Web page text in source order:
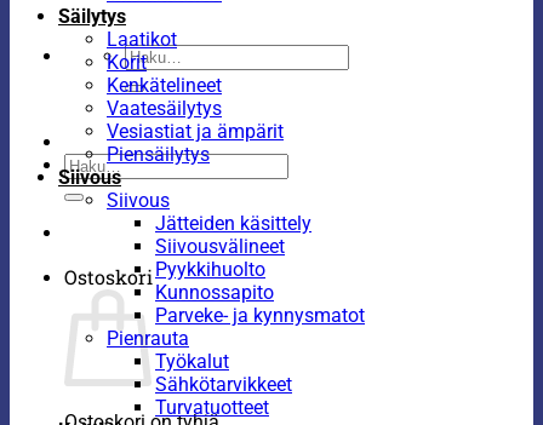
Etsi:
Etsi:
Ostoskori
Säilytys
Laatikot
Korit
Kenkätelineet
Vaatesäilytys
Vesiastiat ja ämpärit
Piensäilytys
Siivous
Siivous
Jätteiden käsittely
Siivousvälineet
Pyykkihuolto
Kunnossapito
Parveke- ja kynnysmatot
Pienrauta
Työkalut
Sähkötarvikkeet
Turvatuotteet